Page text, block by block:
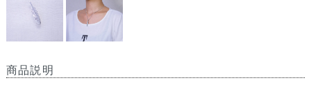
商品説明